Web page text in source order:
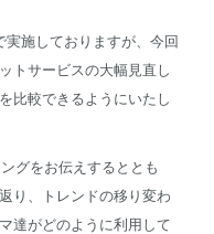
施しておりますが、今回
トサービスの大幅見直し
比較できるようにいたし
グをお伝えするととも
り、トレンドの移り変わ
達がどのように利用して